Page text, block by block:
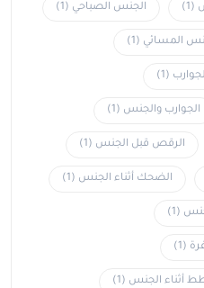
(1) الجنس الصباحي (1)
المسائي (1)
(1)
الجوارب والجنس (1)
الرقص قبل الجنس (1)
الضحك أثناء الجنس (1)
(1)
(1)
أثناء الجنس (1)